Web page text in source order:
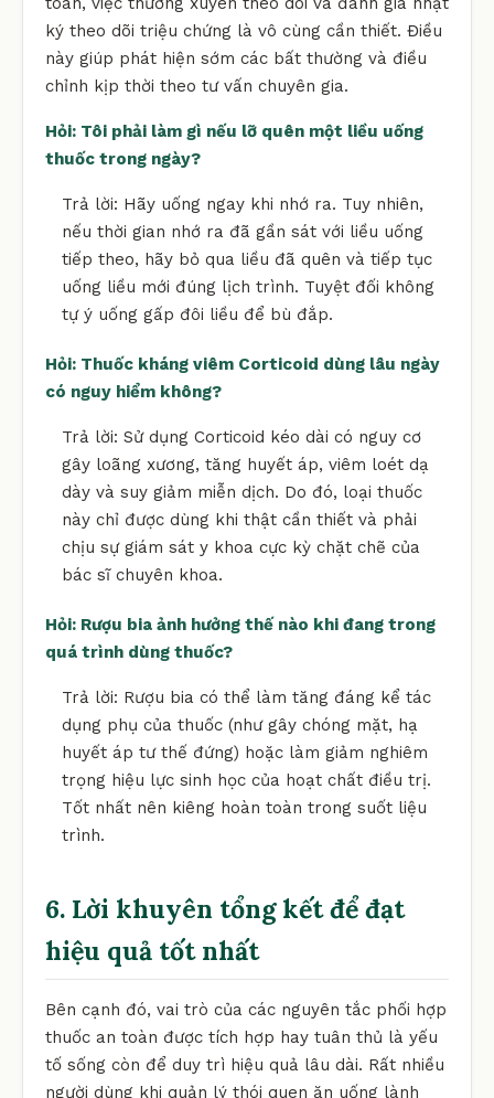
ký theo dõi triệu chứng là vô cùng cần thiết. Điều
này giúp phát hiện sớm các bất thường và điều
chỉnh kịp thời theo tư vấn chuyên gia.
Hỏi: Tôi phải làm gì nếu lỡ quên một liều uống
thuốc trong ngày?
Trả lời: Hãy uống ngay khi nhớ ra. Tuy nhiên,
nếu thời gian nhớ ra đã gần sát với liều uống
tiếp theo, hãy bỏ qua liều đã quên và tiếp tục
uống liều mới đúng lịch trình. Tuyệt đối không
tự ý uống gấp đôi liều để bù đắp.
Hỏi: Thuốc kháng viêm Corticoid dùng lâu ngày
có nguy hiểm không?
Trả lời: Sử dụng Corticoid kéo dài có nguy cơ
gây loãng xương, tăng huyết áp, viêm loét dạ
dày và suy giảm miễn dịch. Do đó, loại thuốc
này chỉ được dùng khi thật cần thiết và phải
chịu sự giám sát y khoa cực kỳ chặt chẽ của
bác sĩ chuyên khoa.
Hỏi: Rượu bia ảnh hưởng thế nào khi đang trong
quá trình dùng thuốc?
Trả lời: Rượu bia có thể làm tăng đáng kể tác
dụng phụ của thuốc (như gây chóng mặt, hạ
huyết áp tư thế đứng) hoặc làm giảm nghiêm
trọng hiệu lực sinh học của hoạt chất điều trị.
Tốt nhất nên kiêng hoàn toàn trong suốt liệu
trình.
6. Lời khuyên tổng kết để đạt
hiệu quả tốt nhất
Bên cạnh đó, vai trò của các nguyên tắc phối hợp
thuốc an toàn được tích hợp hay tuân thủ là yếu
tố sống còn để duy trì hiệu quả lâu dài. Rất nhiều
người dùng khi quản lý thói quen ăn uống lành